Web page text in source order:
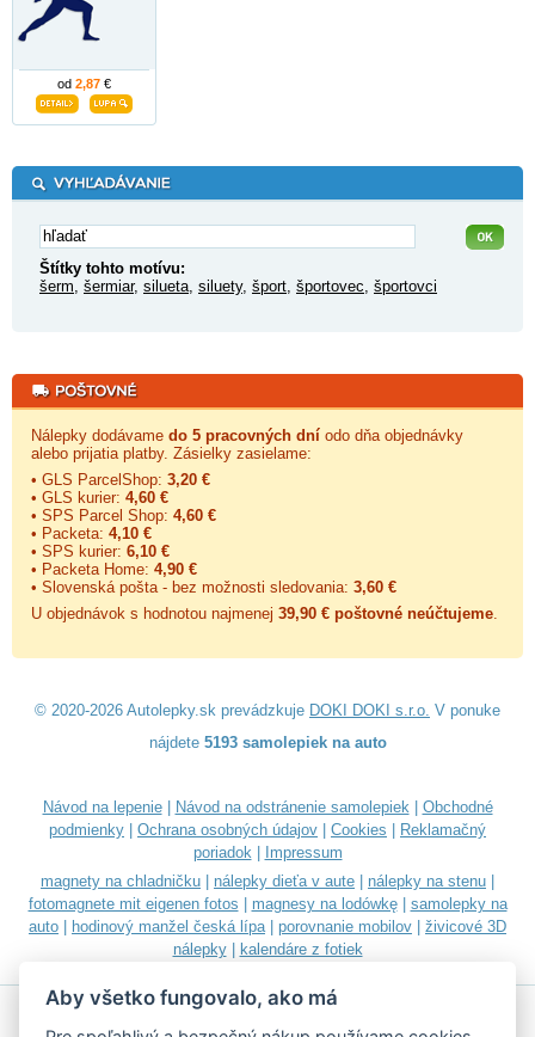
od 2,87 €
Štítky tohto motívu:
šerm šermiar, silueta siluety, šport športovec športovci
Nálepky dodávame do 5 pracovných dní odo dňa objednávky
alebo prijatia platby. Zásielky zasielame:
• GLS ParcelShop: 3,20 €
• GLS kurier: 4,60 €
• SPS Parcel Shop: 4,60 €
• Packeta: 4,10 €
• SPS kurier: 6,10 €
• Packeta Home: 4,90 €
• Slovenská pošta - bez možnosti sledovania: 3,60 €
U objednávok s hodnotou najmenej 39,90 € poštovné neúčtujeme
© 2020-2026 Autolepky.sk prevádzkuje DOKI DOKI s.r.o. V ponuke
nájdete 5193 samolepiek na auto
Návod na lepenie| Návod na odstránenie samolepiek| Obchodné
podmienky
Ochrana osobných údajov Cookies
Reklamačný
poriadok|
Impressum
magnety na chladničku
nálepky dieťa v aute nálepky na stenu
fotomagnete mit eigenen fotos
magnesy na lodówkę| samolepky na
auto
hodinový manžel česká lípa| porovnanie mobilov
živicové 3D
nálepky| kalendáre z fotiek
Aby všetko fungovalo, ako má